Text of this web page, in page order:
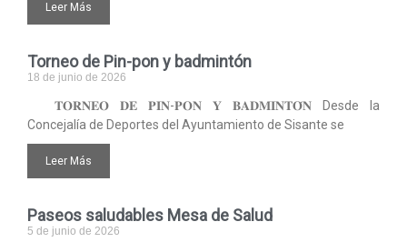
Leer Más
Torneo de Pin-pon y badmintón
18 de junio de 2026
𝐓𝐎𝐑𝐍𝐄𝐎 𝐃𝐄 𝐏𝐈𝐍-𝐏𝐎𝐍 𝐘 𝐁𝐀𝐃𝐌𝐈𝐍𝐓𝐎́𝐍 Desde la
Concejalía de Deportes del Ayuntamiento de Sisante se
Leer Más
Paseos saludables Mesa de Salud
5 de junio de 2026